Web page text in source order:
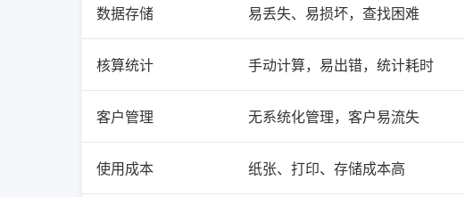
数据存储 易丢失、易损坏，查找困难
核算统计 手动计算，易出错，统计耗时
客户管理 无系统化管理，客户易流失
使用成本 纸张、打印、存储成本高